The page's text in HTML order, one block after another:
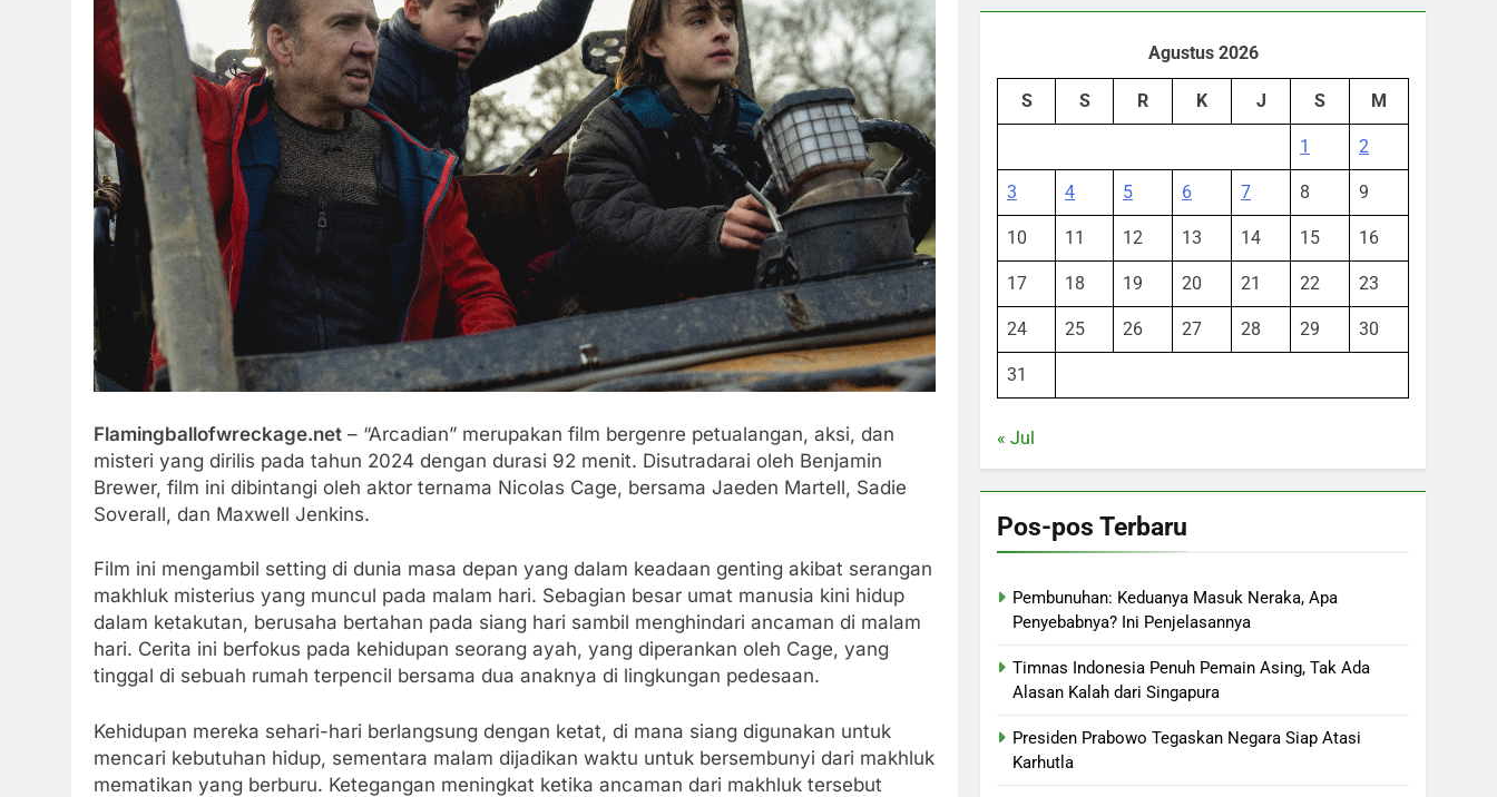
Flamingballofwreckage.net – “Arcadian” merupakan film bergenre petualangan, aksi, dan
misteri yang dirilis pada tahun 2024 dengan durasi 92 menit. Disutradarai oleh Benjamin
Brewer, film ini dibintangi oleh aktor ternama Nicolas Cage, bersama Jaeden Martell, Sadie
Soverall, dan Maxwell Jenkins.
Film ini mengambil setting di dunia masa depan yang dalam keadaan genting akibat serangan
makhluk misterius yang muncul pada malam hari. Sebagian besar umat manusia kini hidup
dalam ketakutan, berusaha bertahan pada siang hari sambil menghindari ancaman di malam
hari. Cerita ini berfokus pada kehidupan seorang ayah, yang diperankan oleh Cage, yang
tinggal di sebuah rumah terpencil bersama dua anaknya di lingkungan pedesaan.
Kehidupan mereka sehari-hari berlangsung dengan ketat, di mana siang digunakan untuk
mencari kebutuhan hidup, sementara malam dijadikan waktu untuk bersembunyi dari makhluk
mematikan yang berburu. Ketegangan meningkat ketika ancaman dari makhluk tersebut
Agustus 2026
S S R K J S M
1 2
3 4 5 6 7 8 9
10 11 12 13 14 15 16
17 18 19 20 21 22 23
24 25 26 27 28 29 30
31
« Jul
Pos-pos Terbaru
Pembunuhan: Keduanya Masuk Neraka, Apa
Penyebabnya? Ini Penjelasannya
Timnas Indonesia Penuh Pemain Asing, Tak Ada
Alasan Kalah dari Singapura
Presiden Prabowo Tegaskan Negara Siap Atasi
Karhutla